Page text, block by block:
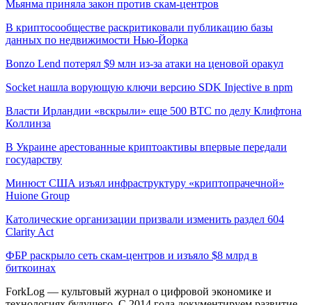
Мьянма приняла закон против скам-центров
В криптосообществе раскритиковали публикацию базы
данных по недвижимости Нью-Йорка
Bonzo Lend потерял $9 млн из-за атаки на ценовой оракул
Socket нашла ворующую ключи версию SDK Injective в npm
Власти Ирландии «вскрыли» еще 500 BTC по делу Клифтона
Коллинза
В Украине арестованные криптоактивы впервые передали
государству
Минюст США изъял инфраструктуру «криптопрачечной»
Huione Group
Католические организации призвали изменить раздел 604
Clarity Act
ФБР раскрыло сеть скам-центров и изъяло $8 млрд в
биткоинах
ForkLog — культовый журнал о цифровой экономике и